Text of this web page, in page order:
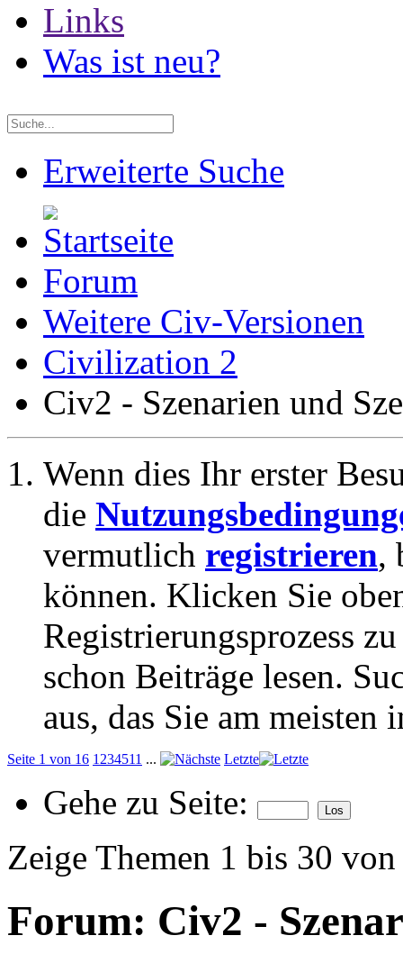
Links
Was ist neu?
Erweiterte Suche
Forum
Weitere Civ-Versionen
Civilization 2
Civ2 - Szenarien und
Wenn dies Ihr erster
die
vermutlich registrieren,
können. Klicken Sie
Registrierungsprozess
schon Beiträge lesen.
aus, das Sie am meisten
Seite 1 von 16 1 234511 ... Letzte
Gehe zu Seite:
Zeige Themen 1 bis 30
Forum: Civ2 -